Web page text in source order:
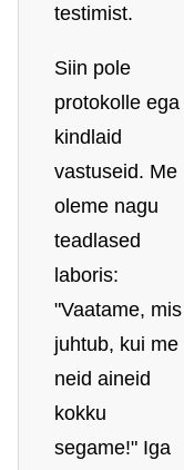
testimist.
Siin pole
protokolle ega
kindlaid
vastuseid. Me
oleme nagu
teadlased
laboris:
"Vaatame, mis
juhtub, kui me
neid aineid
kokku
segame!" Iga